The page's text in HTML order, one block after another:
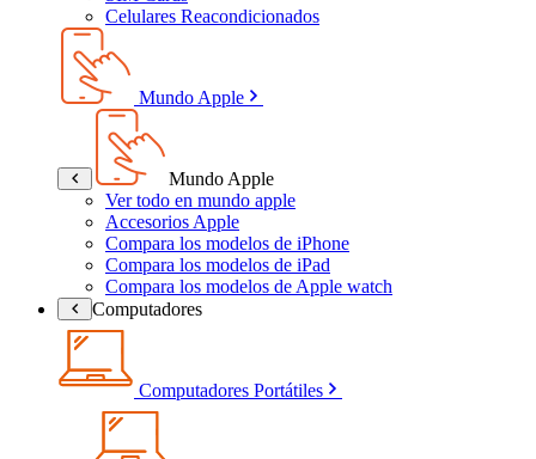
Celulares Reacondicionados
Mundo Apple
Mundo Apple
Ver todo en mundo apple
Accesorios Apple
Compara los modelos de iPhone
Compara los modelos de iPad
Compara los modelos de Apple watch
Computadores
Computadores Portátiles